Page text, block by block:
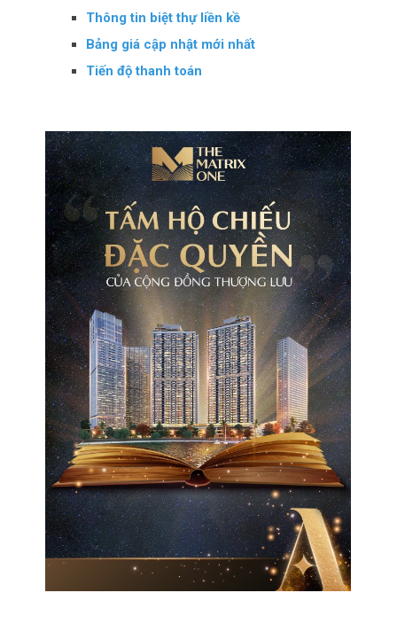
Thông tin biệt thự liền kề
Bảng giá cập nhật mới nhất
Tiến độ thanh toán